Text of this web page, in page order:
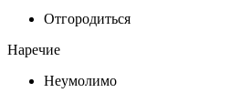
Отгородиться
Наречие
Неумолимо